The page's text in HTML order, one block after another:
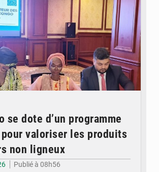
se dote d’un programme
valoriser les produits
non ligneux
Publié à 08h56